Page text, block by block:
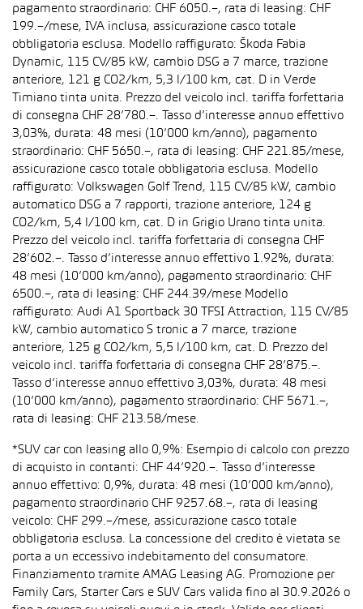
pagamento straordinario: CHF 6050.–, rata di leasing: CHF
199.–/mese, IVA inclusa, assicurazione casco totale
obbligatoria esclusa. Modello raffigurato: Škoda Fabia
Dynamic, 115 CV/85 kW, cambio DSG a 7 marce, trazione
anteriore, 121 g CO2/km, 5,3 l/100 km, cat. D in Verde
Timiano tinta unita. Prezzo del veicolo incl. tariffa forfettaria
di consegna CHF 28’780.–. Tasso d’interesse annuo effettivo
3,03%, durata: 48 mesi (10’000 km/anno), pagamento
straordinario: CHF 5650.–, rata di leasing: CHF 221.85/mese,
assicurazione casco totale obbligatoria esclusa. Modello
raffigurato: Volkswagen Golf Trend, 115 CV/85 kW, cambio
automatico DSG a 7 rapporti, trazione anteriore, 124 g
CO2/km, 5,4 l/100 km, cat. D in Grigio Urano tinta unita.
Prezzo del veicolo incl. tariffa forfettaria di consegna CHF
28’602.–. Tasso d’interesse annuo effettivo 1.92%, durata:
48 mesi (10’000 km/anno), pagamento straordinario: CHF
6500.–, rata di leasing: CHF 244.39/mese Modello
raffigurato: Audi A1 Sportback 30 TFSI Attraction, 115 CV/85
kW, cambio automatico S tronic a 7 marce, trazione
anteriore, 125 g CO2/km, 5,5 l/100 km, cat. D. Prezzo del
veicolo incl. tariffa forfettaria di consegna CHF 28’875.–.
Tasso d’interesse annuo effettivo 3,03%, durata: 48 mesi
(10’000 km/anno), pagamento straordinario: CHF 5671.–,
rata di leasing: CHF 213.58/mese.
*SUV car con leasing allo 0,9%: Esempio di calcolo con prezzo
di acquisto in contanti: CHF 44’920.–. Tasso d’interesse
annuo effettivo: 0,9%, durata: 48 mesi (10’000 km/anno),
pagamento straordinario CHF 9257.68.–, rata di leasing
veicolo: CHF 299.–/mese, assicurazione casco totale
obbligatoria esclusa. La concessione del credito è vietata se
porta a un eccessivo indebitamento del consumatore.
Finanziamento tramite AMAG Leasing AG. Promozione per
Family Cars, Starter Cars e SUV Cars valida fino al 30.9.2026 o